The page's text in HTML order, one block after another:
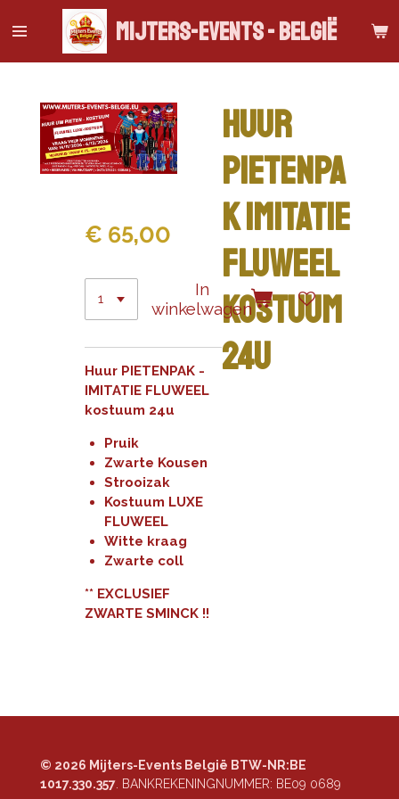
direct
Mijters-Events - België
Huur
PIETENPA
K IMITATIE
FLUWEEL
KOSTUUM
24u
€ 65,00
In
winkelwagen
Huur PIETENPAK -
IMITATIE FLUWEEL
kostuum 24u
Pruik
Zwarte Kousen
Strooizak
Kostuum LUXE
FLUWEEL
Witte kraag
Zwarte coll
** EXCLUSIEF
ZWARTE SMINCK !!
© 2026 Mijters-Events België BTW-NR:BE
1017.330.357. BANKREKENINGNUMMER: BE09 0689